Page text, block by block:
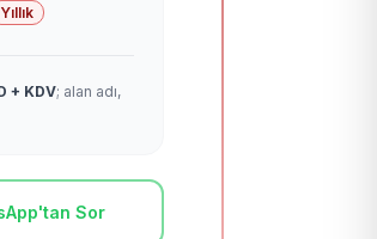
Yıllık
+ KDV; alan adı,
Sor